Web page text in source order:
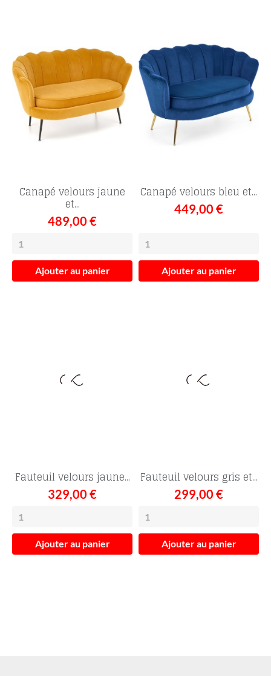
Canapé velours jaune
et...
489,00 €
Ajouter au panier
Canapé velours bleu et...
449,00 €
Ajouter au panier
Fauteuil velours jaune...
329,00 €
Ajouter au panier
Fauteuil velours gris et...
299,00 €
Ajouter au panier